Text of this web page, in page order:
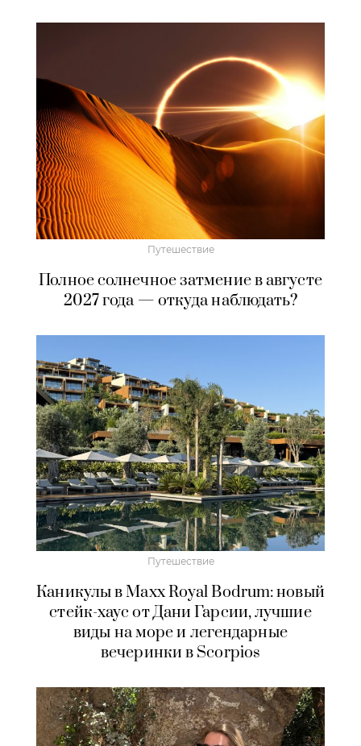
Путешествие
Полное солнечное затмение в августе
2027 года — откуда наблюдать?
Путешествие
Каникулы в Maxx Royal Bodrum: новый
стейк-хаус от Дани Гарсии, лучшие
виды на море и легендарные
вечеринки в Scorpios